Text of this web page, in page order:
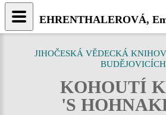
JIHOČESKÁ VĚDECKÁ
BUDĚJOVICÍCH
KOHOUTÍ
'S
EHRENTHALEROVÁ,